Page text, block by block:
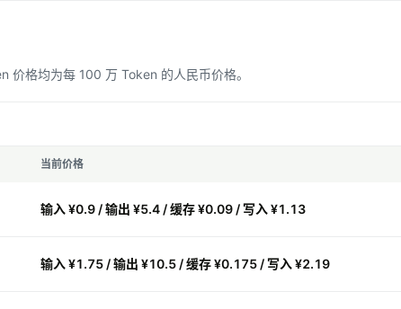
价格均为每 100 万 Token 的人民币价格。
当前价格
输入 ¥0.9 / 输出 ¥5.4 / 缓存 ¥0.09 / 写入 ¥1.13
输入 ¥1.75 / 输出 ¥10.5 / 缓存 ¥0.175 / 写入 ¥2.19